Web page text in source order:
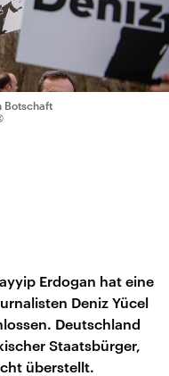
Botschaft
Erdogan hat eine
Deniz Yücel
Deutschland
Staatsbürger,
überstellt.